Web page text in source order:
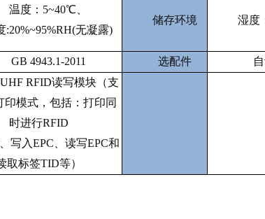
温度： 5~40℃、
:20%~95%RH(无凝露)
储存环境
湿度
GB 4943.1-2011 选配件
UHF RFID读写模块（支
印模式，包括：打印同
时进行RFID
写入EPC、读写EPC和
取标签TID等）